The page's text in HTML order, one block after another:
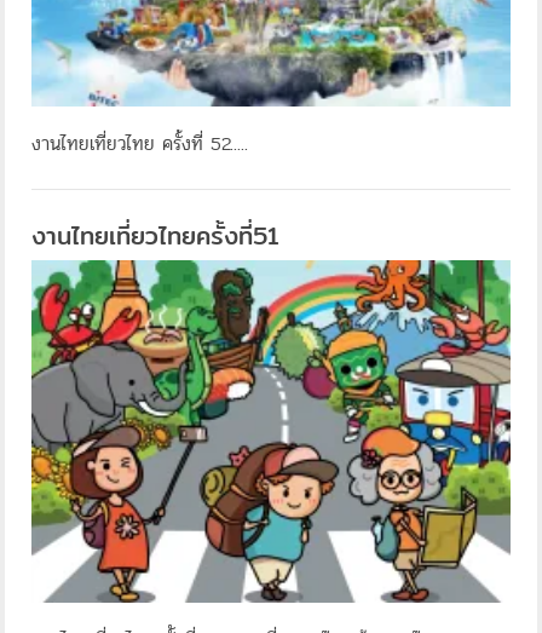
งานไทยเที่ยวไทย ครั้งที่ 52.....
งานไทยเที่ยวไทยครั้งที่51